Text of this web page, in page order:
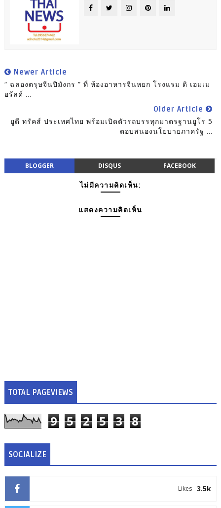
Newer Article
“ ฉลองตรุษจีนปีมังกร ” ที่ ห้องอาหารจีนหยก โรงแรม ดิ เอมเม
อรัลด์ ...
Older Article
ยูดี ทรัคส์ ประเทศไทย พร้อมเปิดตัวรถบรรทุกมาตรฐานยูโร 5
ตอบสนองนโยบายภาครัฐ ...
BLOGGER DISQUS FACEBOOK
ไม่มีความคิดเห็น:
แสดงความคิดเห็น
TOTAL PAGEVIEWS
9 5 2 5 3 8
SOCIALIZE
3.5k
Likes